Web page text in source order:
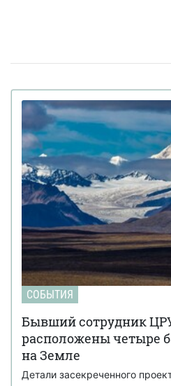
25-летней девушке провели
депрессии
23 марта 10:14 Мир на грани
коллапс на рынке удобрений
20 марта 17:42 Украинские
союзников США на Ближнем
12 марта 15:59 Третья мировая
признаки приводит
Букингемского университета
Ученые загрузили
как ведет себя цифровая
04 марта 15:59 FT раскрыли
израильских спецслужб к
Али Хаменеи
19 февраля 18:55 Украинка из
Джеффри Эпштейном и
СОБЫТИЯ
Бывший сотрудник
расположены четыре
на Земле
Детали засекреченного